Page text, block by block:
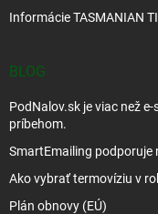
Informácie TASMANIAN
BLOG
PodNalov.sk je viac než
príbehom.
SmartEmailing podporuje
Ako vybrať termovíziu v
Plán obnovy (EÚ)